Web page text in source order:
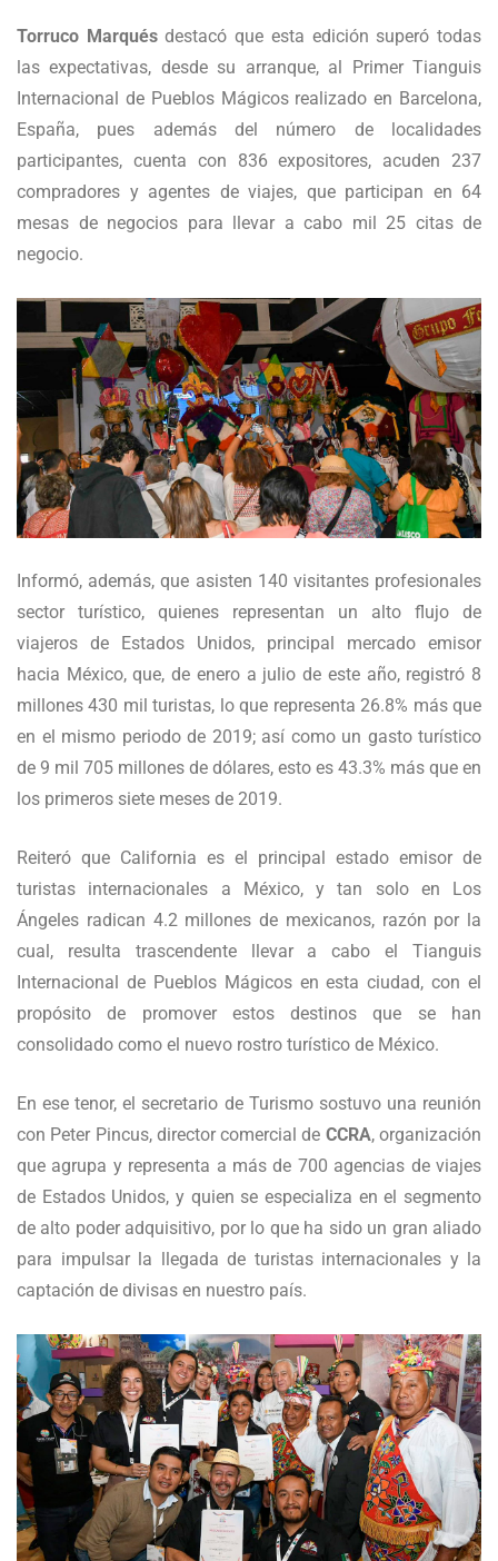
Torruco Marquésdestacó que esta edición superó todas
las expectativas, desde su arranque, al Primer Tianguis
Internacional de Pueblos Mágicos realizado en Barcelona,
España, pues además del número de localidades
participantes, cuenta con 836 expositores, acuden 237
compradores y agentes de viajes, que participan en 64
mesas de negocios para llevar a cabo mil 25 citas de
negocio.
Informó, además, que asisten 140 visitantes profesionales
sector turístico, quienes representan un alto flujo de
viajeros de Estados Unidos, principal mercado emisor
hacia México, que, de enero a julio de este año, registró 8
millones 430 mil turistas, lo que representa 26.8% más que
en el mismo periodo de 2019; así como un gasto turístico
de 9 mil 705 millones de dólares, esto es 43.3% más que en
los primeros siete meses de 2019.
Reiteró que California es el principal estado emisor de
turistas internacionales a México, y tan solo en Los
Ángeles radican 4.2 millones de mexicanos, razón por la
cual, resulta trascendente llevar a cabo el Tianguis
Internacional de Pueblos Mágicos en esta ciudad, con el
propósito de promover estos destinos que se han
consolidado como el nuevo rostro turístico de México.
En ese tenor, el secretario de Turismo sostuvo una reunión
con Peter Pincus, director comercial de CCRA, organización
que agrupa y representa a más de 700 agencias de viajes
de Estados Unidos, y quien se especializa en el segmento
de alto poder adquisitivo, por lo que ha sido un gran aliado
para impulsar la llegada de turistas internacionales y la
captación de divisas en nuestro país.